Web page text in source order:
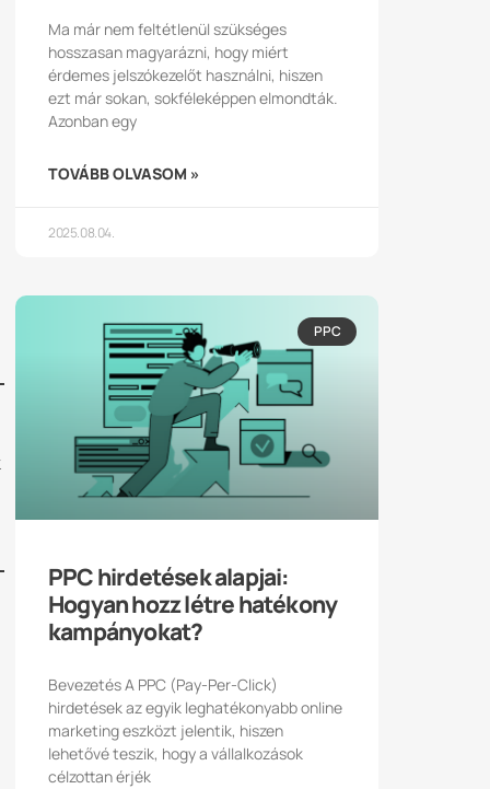
Ma már nem feltétlenül szükséges
hosszasan magyarázni, hogy miért
érdemes jelszókezelőt használni, hiszen
ezt már sokan, sokféleképpen elmondták.
Azonban egy
TOVÁBB OLVASOM »
2025.08.04.
PPC
PPC hirdetések alapjai:
Hogyan hozz létre hatékony
kampányokat?
Bevezetés A PPC (Pay-Per-Click)
hirdetések az egyik leghatékonyabb online
marketing eszközt jelentik, hiszen
lehetővé teszik, hogy a vállalkozások
célzottan érjék